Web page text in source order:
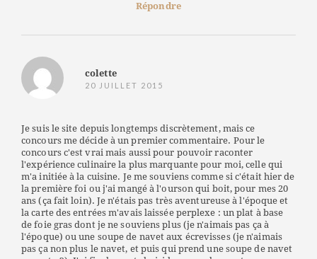
Répondre
colette
20 JUILLET 2015
Je suis le site depuis longtemps discrètement, mais ce
concours me décide à un premier commentaire. Pour le
concours c'est vrai mais aussi pour pouvoir raconter
l'expérience culinaire la plus marquante pour moi, celle qui
m'a initiée à la cuisine. Je me souviens comme si c'était hier de
la première foi ou j'ai mangé à l'ourson qui boit, pour mes 20
ans (ça fait loin). Je n'étais pas très aventureuse à l'époque et
la carte des entrées m'avais laissée perplexe : un plat à base
de foie gras dont je ne souviens plus (je n'aimais pas ça à
l'époque) ou une soupe de navet aux écrevisses (je n'aimais
pas ça non plus le navet, et puis qui prend une soupe de navet